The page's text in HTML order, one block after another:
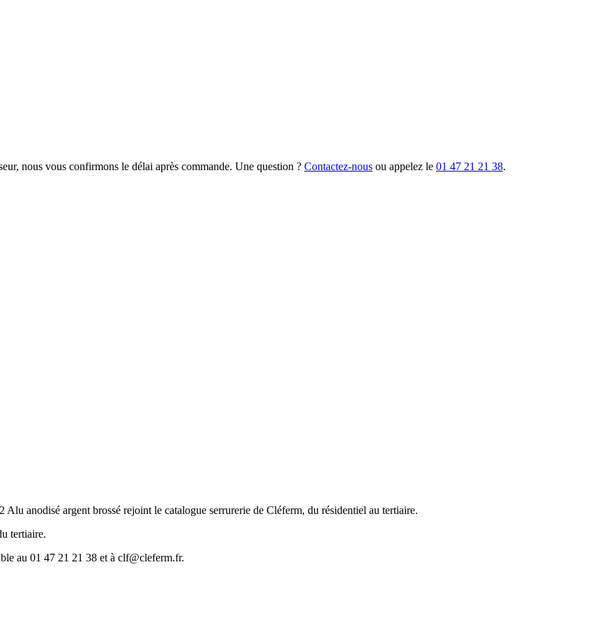
nous vous confirmons le délai après commande. Une question ? Contactez-nous ou appelez le 01 47 21 21 38.
anodisé argent brossé rejoint le catalogue serrurerie de Cléferm, du résidentiel au tertiaire.
tertiaire.
au 01 47 21 21 38 et à clf@cleferm.fr.